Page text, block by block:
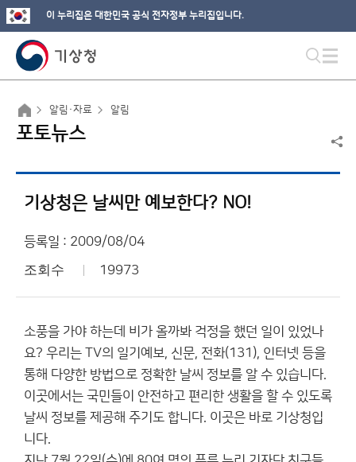
이 누리집은 대한민국 공식 전자정부 누리집입니다.
알림·자료 알림
포토뉴스
기상청은 날씨만 예보한다? NO!
등록일 : 2009/08/04
조회수 19973
소풍을 가야 하는데 비가 올까봐 걱정을 했던 일이 있었나
요? 우리는 TV의 일기예보, 신문, 전화(131), 인터넷 등을
통해 다양한 방법으로 정확한 날씨 정보를 알 수 있습니다.
이곳에서는 국민들이 안전하고 편리한 생활을 할 수 있도록
날씨 정보를 제공해 주기도 합니다. 이곳은 바로 기상청입
니다.